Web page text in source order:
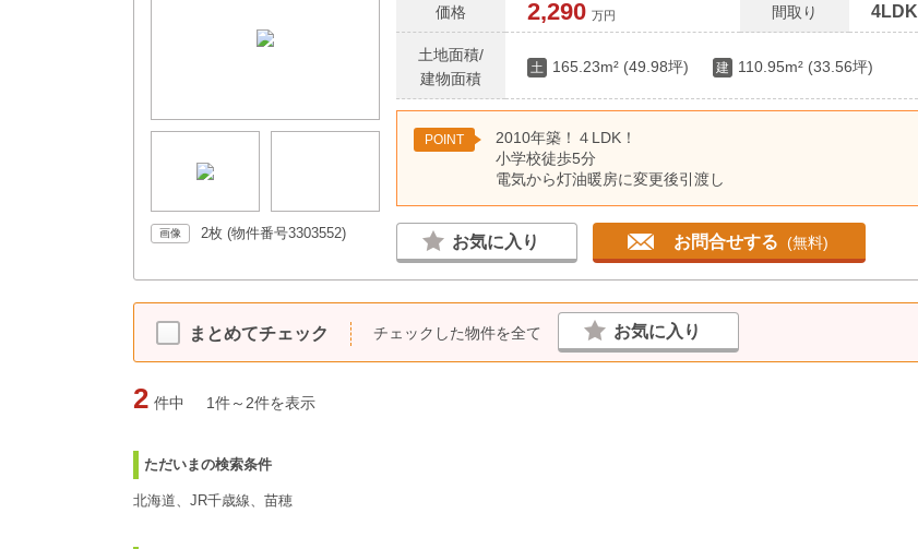
画像 2枚 (物件番号3303552)
価格 2,290 万円 間取り 4LDK
土地面積/
建物面積
土 165.23m² (49.98坪) 建 110.95m² (33.56坪)
POINT
2010年築！４LDK！
小学校徒歩5分
電気から灯油暖房に変更後引渡し
お気に入り お問合せする (無料)
まとめてチェック チェックした物件を全て お気に入り
2 件中 1件～2件を表示
ただいまの検索条件
北海道、JR千歳線、苗穂